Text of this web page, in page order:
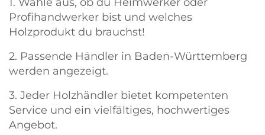
Profihandwerker bist und welches
Holzprodukt du brauchst!
2. Passende Händler in Baden-Württemberg
werden angezeigt.
3. Jeder Holzhändler bietet kompetenten
Service und ein vielfältiges, hochwertiges
Angebot.